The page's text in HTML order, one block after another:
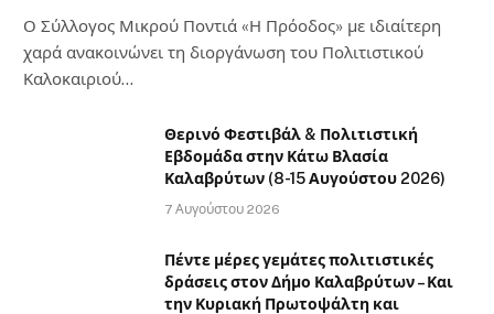
Ο Σύλλογος Μικρού Ποντιά «Η Πρόοδος» με ιδιαίτερη
χαρά ανακοινώνει τη διοργάνωση του Πολιτιστικού
Καλοκαιριού…
Θερινό Φεστιβάλ & Πολιτιστική
Εβδομάδα στην Κάτω Βλασία
Καλαβρύτων (8-15 Αυγούστου 2026)
7 Αυγούστου 2026
Πέντε μέρες γεμάτες πολιτιστικές
δράσεις στον Δήμο Καλαβρύτων – Και
την Κυριακή Πρωτοψάλτη και